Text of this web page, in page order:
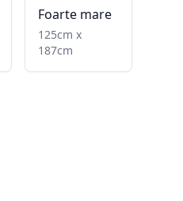
Foarte mare
125cm x
187cm